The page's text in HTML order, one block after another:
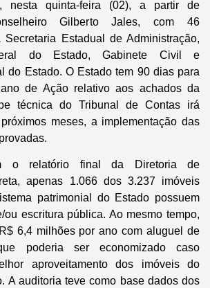
nesta quinta-feira (02), a partir de
Gilberto Jales, com 46
Secretaria Estadual de Administração,
do Estado, Gabinete Civil e
do Estado. O Estado tem 90 dias para
de Ação relativo aos achados da
técnica do Tribunal de Contas irá
meses, a implementação das
o relatório final da Diretoria de
apenas 1.066 dos 3.237 imóveis
patrimonial do Estado possuem
ou escritura pública. Ao mesmo tempo,
6,4 milhões por ano com aluguel de
poderia ser economizado caso
aproveitamento dos imóveis do
A auditoria teve como base dados dos